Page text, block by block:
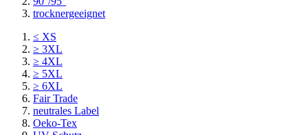
trocknergeeignet
≤ XS
≥ 3XL
≥ 4XL
≥ 5XL
≥ 6XL
Fair Trade
neutrales Label
Oeko-Tex